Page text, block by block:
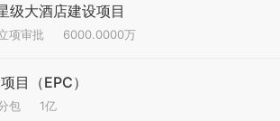
级大酒店建设项目
项审批 6000.0000万
目（EPC）
包 1亿